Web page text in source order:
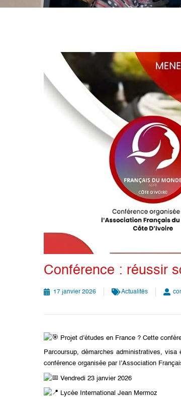
Conférence : réussir
17 janvier 2026 Actualités
Projet d’études en France ? Cette
Parcoursup, démarches administratives,
conférence organisée par l’Association
Vendredi 23 janvier 2026
Lycée International Jean Mermoz